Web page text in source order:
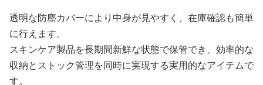
透明な防塵カバーにより中身が見やすく、在庫確認も簡単
に行えます。
スキンケア製品を長期間新鮮な状態で保管でき、効率的な
収納とストック管理を同時に実現する実用的なアイテムで
す。